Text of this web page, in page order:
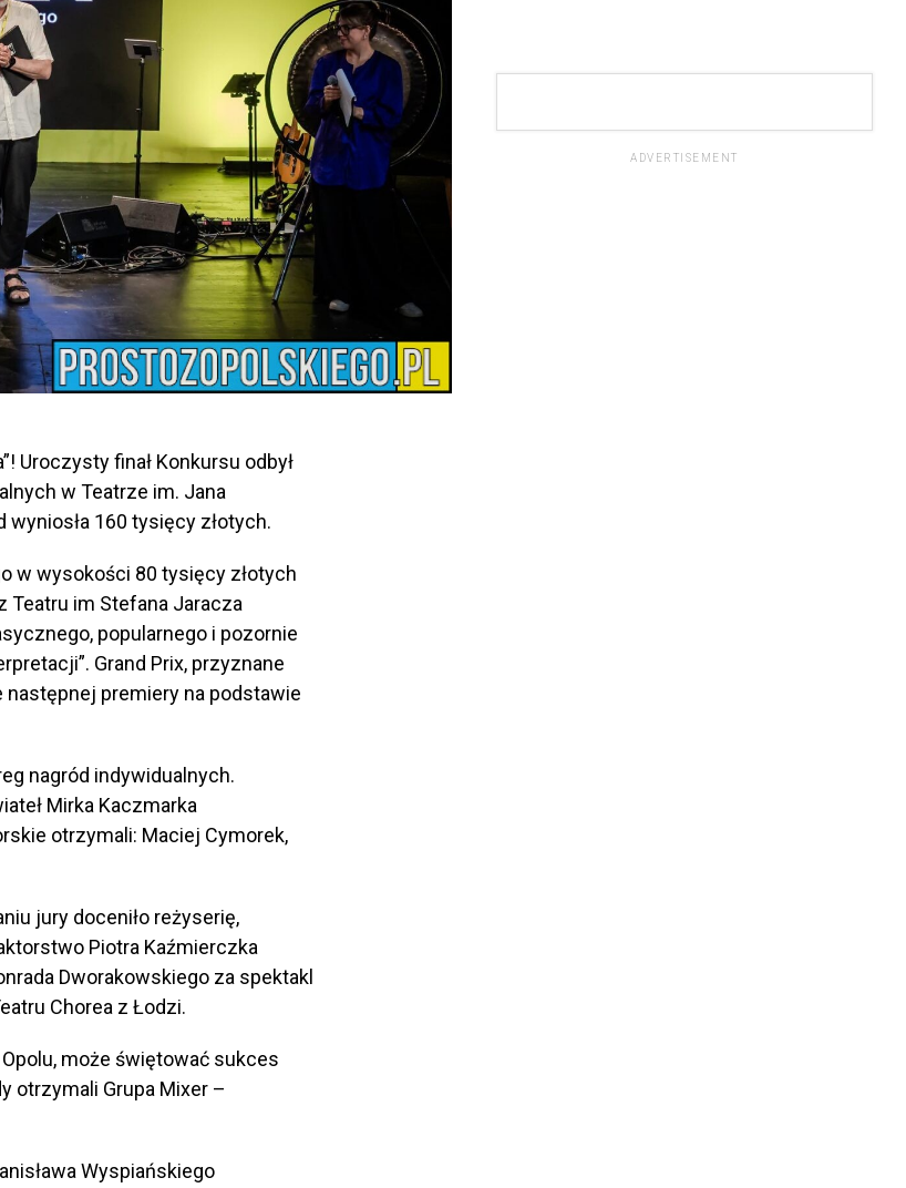
Uroczysty finał Konkursu odbył
w Teatrze im. Jana
160 tysięcy złotych.
w wysokości 80 tysięcy złotych
Teatru im Stefana Jaracza
popularnego i pozornie
Grand Prix, przyznane
premiery na podstawie
nagród indywidualnych.
Mirka Kaczmarka
otrzymali: Maciej Cymorek,
jury doceniło reżyserię,
Piotra Kaźmierczka
Dworakowskiego za spektakl
Chorea z Łodzi.
może świętować sukces
otrzymali Grupa Mixer –
Wyspiańskiego
ADVERTISEMENT